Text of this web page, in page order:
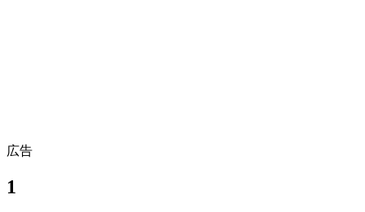
広告
1